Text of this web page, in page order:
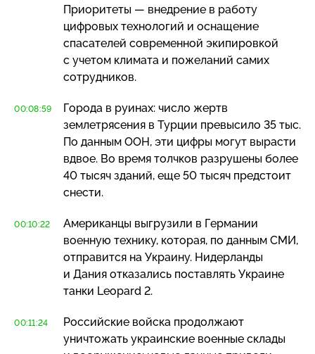
Приоритеты — внедрение в работу
цифровых технологий и оснащение
спасателей современной экипировкой
с учетом климата и пожеланий самих
сотрудников.
00:08:59
Города в руинах: число жертв
землетрясения в Турции превысило 35 тыс.
По данным ООН, эти цифры могут вырасти
вдвое. Во время толчков разрушены более
40 тысяч зданий, еще 50 тысяч предстоит
снести.
00:10:22
Американцы выгрузили в Германии
военную технику, которая, по данным СМИ,
отправится на Украину. Нидерланды
и Дания отказались поставлять Украине
танки Leopard 2.
00:11:24
Российские войска продолжают
уничтожать украинские военные склады